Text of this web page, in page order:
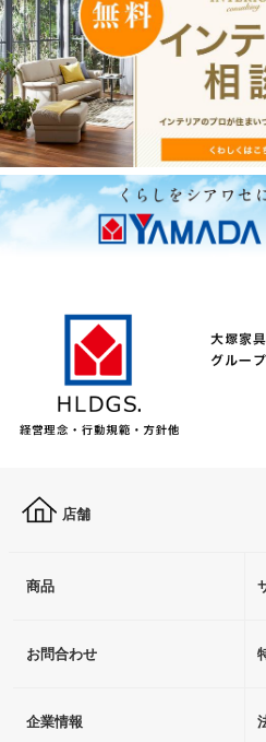
店舗
商品
お問合わせ
企業情報